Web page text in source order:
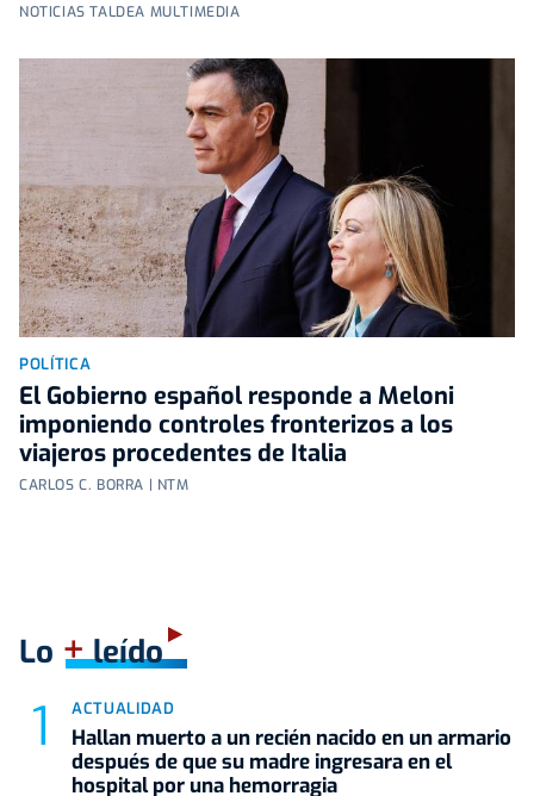
NOTICIAS TALDEA MULTIMEDIA
POLÍTICA
El Gobierno español responde a Meloni
imponiendo controles fronterizos a los
viajeros procedentes de Italia
CARLOS C. BORRA | NTM
Lo +leído
ACTUALIDAD
Hallan muerto a un recién nacido en un armario
después de que su madre ingresara en el
hospital por una hemorragia